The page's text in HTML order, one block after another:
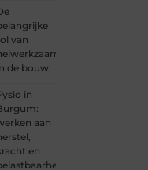
van
de bouw
in
aan
en